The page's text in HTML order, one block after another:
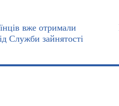
вже отримали
Служби зайнятості